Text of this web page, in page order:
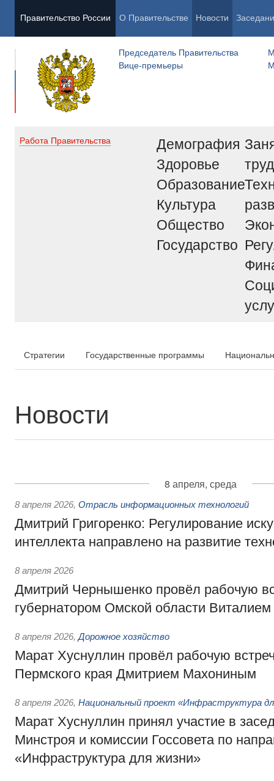
Правительство России О Правительстве Новости
Председатель Правительства
Вице-премьеры
Работа Правительства
Демография
Здоровье
Образование
Культура
Общество
Государство
труд
Стратегии Государственные программы
Новости
8 апреля, среда
8 апреля 2026, Отрасль информационных технологий
Дмитрий Григоренко: Регулирование
интеллекта направлено на развитие
8 апреля 2026
Дмитрий Чернышенко провёл рабочую
губернатором Омской области
8 апреля 2026, Дорожное хозяйство
Марат Хуснуллин провёл рабочую
Пермского края Дмитрием Махониным
8 апреля 2026, Национальный проект «Инфраструктура
Марат Хуснуллин принял участие в
Минстроя и комиссии Госсовета по
«Инфраструктура для жизни»